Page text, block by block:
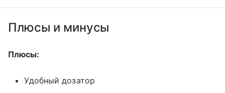
Плюсы и минусы
Плюсы:
Удобный дозатор